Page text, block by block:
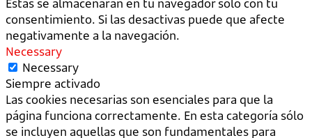
Estas se almacenarán en tu navegador sólo con tu
consentimiento. Si las desactivas puede que afecte
negativamente a la navegación.
Necessary
Necessary
Siempre activado
Las cookies necesarias son esenciales para que la
página funciona correctamente. En esta categoría sólo
se incluyen aquellas que son fundamentales para